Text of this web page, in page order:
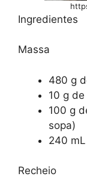
Ingredientes
Massa
480 g
10 g
100 g
sopa)
240
Recheio